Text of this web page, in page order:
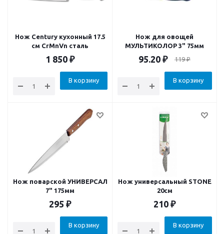
Нож Century кухонный 17.5
см CrMnVn сталь
1 850 ₽
В корзину
Нож для овощей
МУЛЬТИКОЛОР 3" 75мм
95.20 ₽ 119₽
В корзину
Нож поварской УНИВЕРСАЛ
7" 175мм
295 ₽
В корзину
Нож универсальный STONE
20см
210 ₽
В корзину